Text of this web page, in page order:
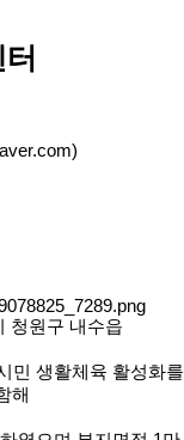
청원구 내수읍
민 생활체육 활성화를
해